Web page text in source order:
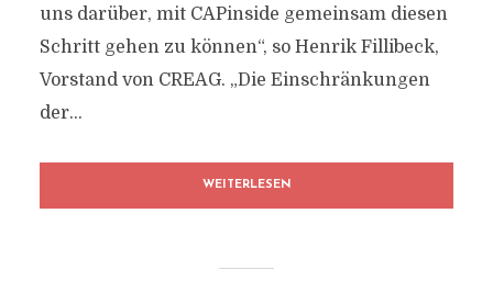
uns darüber, mit CAPinside gemeinsam diesen
Schritt gehen zu können“, so Henrik Fillibeck,
Vorstand von CREAG. „Die Einschränkungen
der...
WEITERLESEN